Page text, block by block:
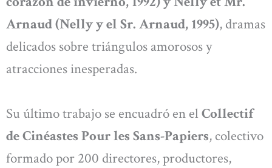
Arnaud (Nelly y el Sr. Arnaud, 1995), dramas
delicados sobre triángulos amorosos y
atracciones inesperadas.
Su último trabajo se encuadró en el Collectif
de Cinéastes Pour les Sans-Papiers, colectivo
formado por 200 directores, productores,